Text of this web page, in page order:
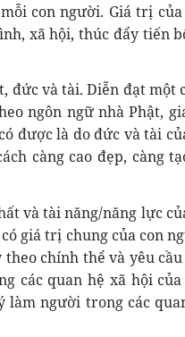
con người. Giá trị của
xã hội, thúc đẩy tiến
đức và tài. Diễn đạt một
ngôn ngữ nhà Phật,
được là do đức và tài
càng cao đẹp, càng
và tài năng/năng lực
giá trị chung của con
chính thể và yêu cầu
các quan hệ xã hội của
người trong các